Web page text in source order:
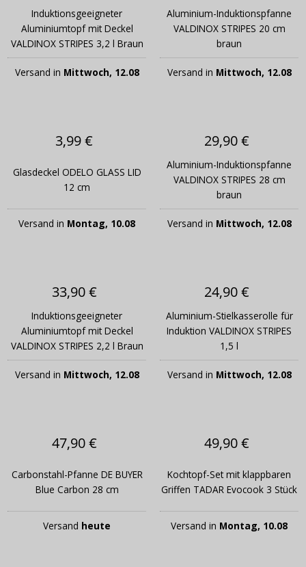
Induktionsgeeigneter
Aluminiumtopf mit Deckel
VALDINOX STRIPES 3,2 l Braun
Versand in Mittwoch, 12.08
Aluminium-Induktionspfanne
VALDINOX STRIPES 20 cm
braun
Versand in Mittwoch, 12.08
3,99 €
Glasdeckel ODELO GLASS LID
12 cm
Versand in Montag, 10.08
29,90 €
Aluminium-Induktionspfanne
VALDINOX STRIPES 28 cm
braun
Versand in Mittwoch, 12.08
33,90 €
Induktionsgeeigneter
Aluminiumtopf mit Deckel
VALDINOX STRIPES 2,2 l Braun
Versand in Mittwoch, 12.08
24,90 €
Aluminium-Stielkasserolle für
Induktion VALDINOX STRIPES
1,5 l
Versand in Mittwoch, 12.08
47,90 €
Carbonstahl-Pfanne DE BUYER
Blue Carbon 28 cm
Versand heute
49,90 €
Kochtopf-Set mit klappbaren
Griffen TADAR Evocook 3 Stück
Versand in Montag, 10.08